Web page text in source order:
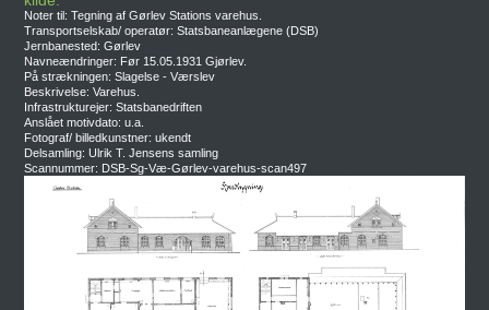
Noter til: Tegning af Gørlev Stations varehus.
Transportselskab/ operatør: Statsbaneanlægene (DSB)
Jernbanested: Gørlev
Navneændringer: Før 15.05.1931 Gjørlev.
På strækningen: Slagelse - Værslev
Beskrivelse: Varehus.
Infrastrukturejer: Statsbanedriften
Anslået motivdato: u.a.
Fotograf/ billedkunstner: ukendt
Delsamling: Ulrik T. Jensens samling
Scannummer: DSB-Sg-Væ-Gørlev-varehus-scan497